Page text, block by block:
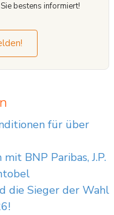
bestens informiert!
für über
BNP Paribas, J.P.
die Sieger der Wahl